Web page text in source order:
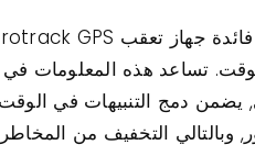
تساعد هذه المعلومات
يضمن دمج التنبيهات في
وبالتالي التخفيف من